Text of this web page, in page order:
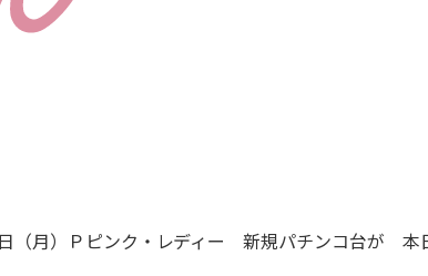
（月）Ｐピンク・レディー 新規パチンコ台が 本